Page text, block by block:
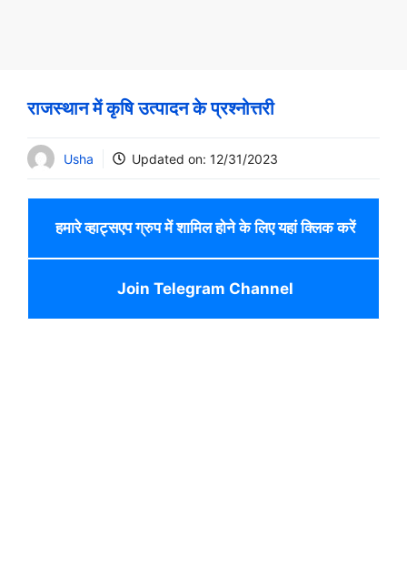
राजस्थान में कृषि उत्पादन के प्रश्नोत्तरी
Usha Updated on: 12/31/2023
हमारे व्हाट्सएप ग्रुप में शामिल होने के लिए यहां क्लिक करें
Join Telegram Channel